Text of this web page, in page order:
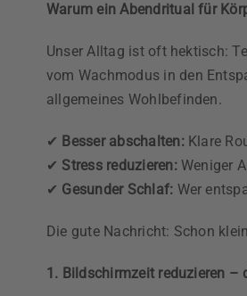
Warum ein Abendritual für
Unser Alltag ist oft hektisch:
vom Wachmodus in den
allgemeines Wohlbefinden.
✔ Besser abschalten:Klare
✔ Stress reduzieren:Weniger
✔ Gesunder Schlaf: Wer
Die gute Nachricht: Schon
1. Bildschirmzeit reduzieren